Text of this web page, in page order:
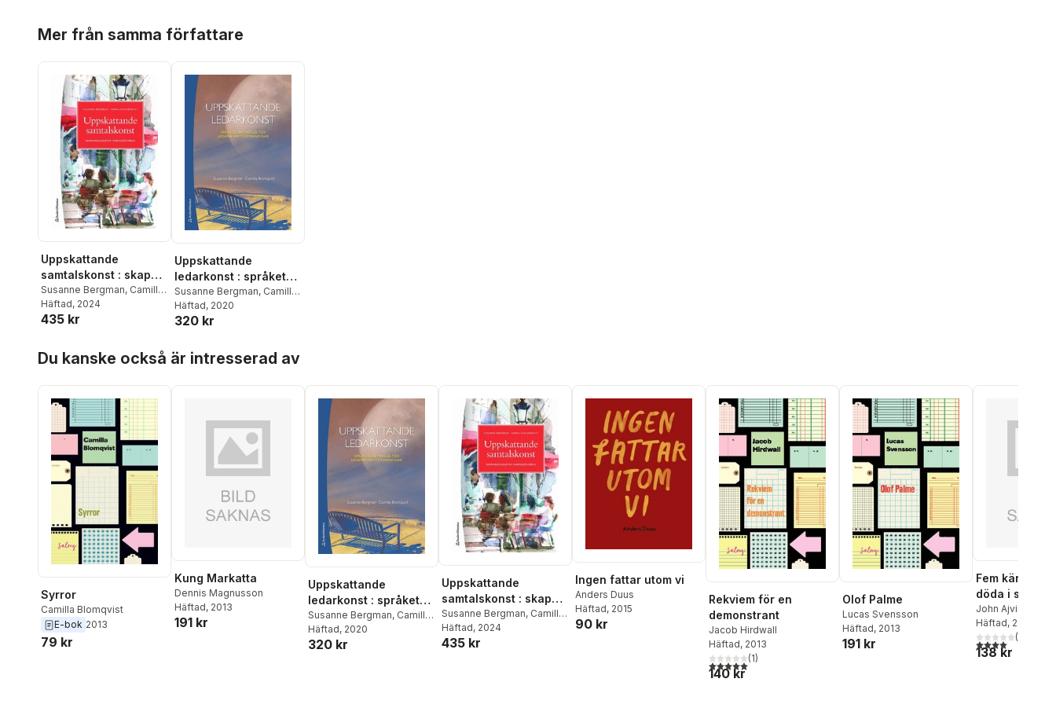
Mer från samma författare
Uppskattande
samtalskonst : skapa
möjligheter i samtalets
värld
Susanne Bergman, Camilla
Blomqvist
Häftad, 2024
435 kr
Uppskattande
ledarkonst : språkets
betydelse för
ledarskapets
utmaningar
Susanne Bergman, Camilla
Blomqvist
Häftad, 2020
320 kr
Du kanske också är intresserad av
Syrror
Camilla Blomqvist
E-bok 2013
79 kr
Kung Markatta
Dennis Magnusson
Häftad, 2013
191 kr
Uppskattande
ledarkonst : språkets
betydelse för
ledarskapets
utmaningar
Susanne Bergman, Camilla
Blomqvist
Häftad, 2020
320 kr
Uppskattande
samtalskonst : skapa
möjligheter i samtalets
värld
Susanne Bergman, Camilla
Blomqvist
Häftad, 2024
435 kr
Ingen fattar utom vi
Anders Duus
Häftad, 2015
90 kr
Rekviem för en
demonstrant
Jacob Hirdwall
Häftad, 2013
5,0utav 5 stjärnor. Totalt antal röster:
(1)
140 kr
Olof Palme
Lucas Svensson
Häftad, 2013
191 kr
Fem kända
döda i
John Ajvide
Häftad, 2013
4,0utav 5(
138 kr